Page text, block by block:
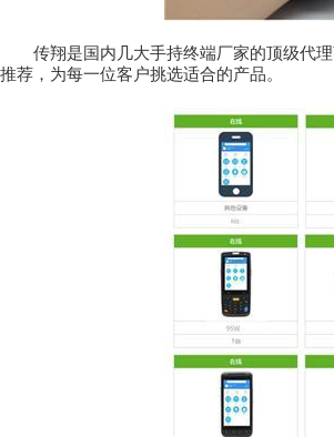
传翔是国内几大手持终端厂家的顶级代
推荐，为每一位客户挑选适合的产品。